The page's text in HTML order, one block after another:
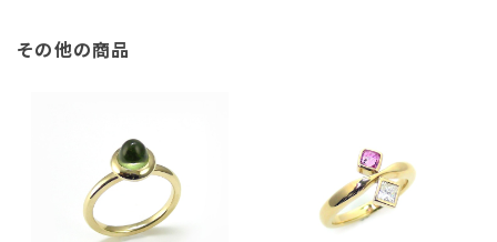
その他の商品